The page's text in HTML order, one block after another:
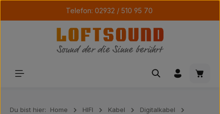
Zum Hauptinhalt springenTelefon: 02932 / 510 95 70
Du bist hier: Home HIFI Kabel
Digitalkabel